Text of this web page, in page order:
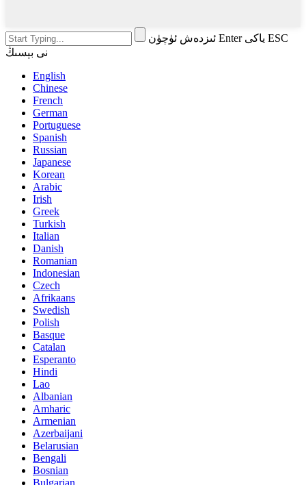
ئىزدەش ئۈچۈن Enter ياكى ESC
نى بېسىڭ
English
Chinese
French
German
Portuguese
Spanish
Russian
Japanese
Korean
Arabic
Irish
Greek
Turkish
Italian
Danish
Romanian
Indonesian
Czech
Afrikaans
Swedish
Polish
Basque
Catalan
Esperanto
Hindi
Lao
Albanian
Amharic
Armenian
Azerbaijani
Belarusian
Bengali
Bosnian